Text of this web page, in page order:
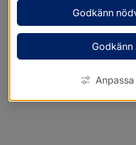
Godkänn